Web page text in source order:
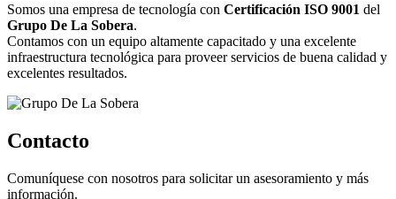
Somos una empresa de tecnología con Certificación ISO 9001 del
Grupo De La Sobera.
Contamos con un equipo altamente capacitado y una excelente
infraestructura tecnológica para proveer servicios de buena calidad y
excelentes resultados.
Contacto
Comuníquese con nosotros para solicitar un asesoramiento y más
información.